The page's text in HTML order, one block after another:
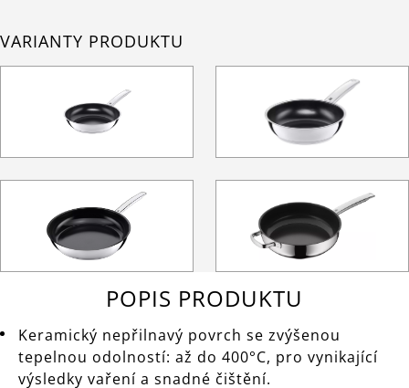
VARIANTY PRODUKTU
POPIS PRODUKTU
Keramický nepřilnavý povrch se zvýšenou
tepelnou odolností: až do 400°C, pro vynikající
výsledky vaření a snadné čištění.